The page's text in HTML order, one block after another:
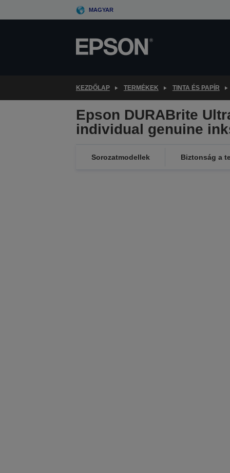
to
MAGYAR
KEZDŐLAP TERMÉKEK TINTA ÉS PAPÍR
Epson DURABrite
individual genuine
Sorozatmodellek Biztonság a